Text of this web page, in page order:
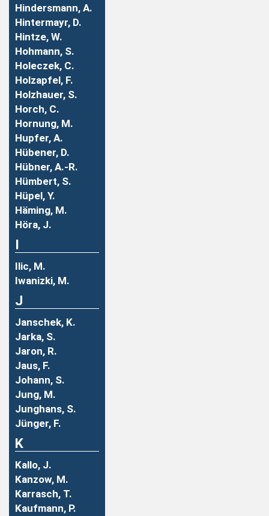
Hindersmann, A.
Hintermayr, D.
Hintze, W.
Hohmann, S.
Holeczek, C.
Holzapfel, F.
Holzhauer, S.
Horch, C.
Hornung, M.
Hupfer, A.
Hübener, D.
Hübner, A.-R.
Hümbert, S.
Hüpel, Y.
Häming, M.
Höra, J.
I
Ilic, M.
Iwanizki, M.
J
Janschek, K.
Jarka, S.
Jaron, R.
Jaus, F.
Johann, S.
Jung, M.
Junghans, S.
Jünger, F.
K
Kallo, J.
Kanzow, M.
Karrasch, T.
Kaufmann, P.